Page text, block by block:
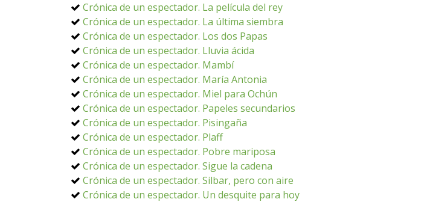
Crónica de un espectador. La película del rey
Crónica de un espectador. La última siembra
Crónica de un espectador. Los dos Papas
Crónica de un espectador. Lluvia ácida
Crónica de un espectador. Mambí
Crónica de un espectador. María Antonia
Crónica de un espectador. Miel para Ochún
Crónica de un espectador. Papeles secundarios
Crónica de un espectador. Pisingaña
Crónica de un espectador. Plaff
Crónica de un espectador. Pobre mariposa
Crónica de un espectador. Sigue la cadena
Crónica de un espectador. Silbar, pero con aire
Crónica de un espectador. Un desquite para hoy